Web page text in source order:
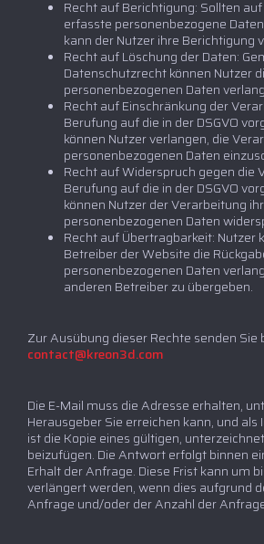
Recht auf Berichtigung: Sollten
erfasste personenbezogene
kann der Nutzer ihre Berichtigung
Recht auf Löschung der Daten:
Datenschutzrecht können Nutzer
personenbezogenen Daten
Recht auf Einschränkung der
Berufung auf die in der DSGVO
können Nutzer verlangen, die
personenbezogenen Daten
Recht auf Widerspruch gegen die
Berufung auf die in der DSGVO
können Nutzer der Verarbeitung
personenbezogenen Daten
Recht auf Übertragbarkeit: Nutzer
Betreiber der Website die
personenbezogenen Daten
anderen Betreiber zu übergeben.
Zur Ausübung dieser Rechte senden Sie
contact@kreon3d.com
Die E-Mail muss die Adresse erhalten,
Herausgeber Sie erreichen kann, und
ist die Kopie eines gültigen,
beizufügen. Die Antwort erfolgt binnen
Erhalt der Anfrage. Diese Frist kann um
verlängert werden, wenn dies aufgrund
Anfrage und/oder der Anzahl der